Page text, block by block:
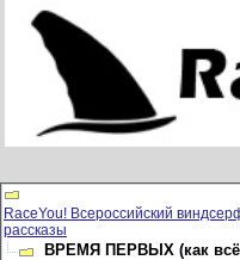
RaceYou! Всероссийский
рассказы
ВРЕМЯ ПЕРВЫХ (как всё